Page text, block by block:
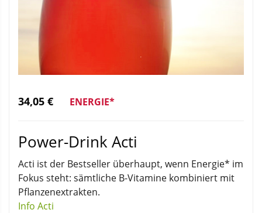
34,05 € ENERGIE*
Power-Drink Acti
Acti ist der Bestseller überhaupt, wenn Energie* im
Fokus steht: sämtliche B-Vitamine kombiniert mit
Pflanzenextrakten.
Info Acti